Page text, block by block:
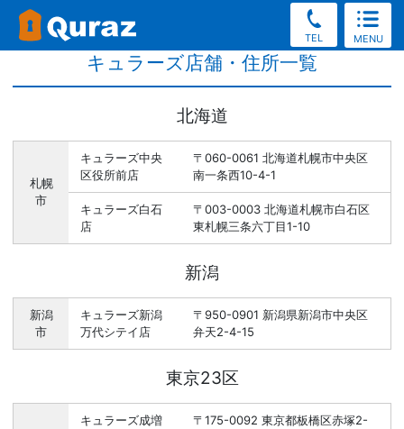
TEL MENU
キュラーズ店舗・住所一覧
北海道
札幌
市
キュラーズ中央
区役所前店
〒060-0061 北海道札幌市中央区
南一条西10-4-1
キュラーズ白石
店
〒003-0003 北海道札幌市白石区
東札幌三条六丁目1-10
新潟
新潟
市
キュラーズ新潟
万代シテイ店
〒950-0901 新潟県新潟市中央区
弁天2-4-15
東京23区
キュラーズ成増
〒175-0092 東京都板橋区赤塚2-